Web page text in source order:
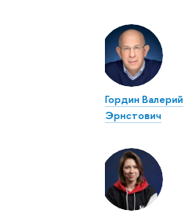
Гордин Валерий
Эрнстович